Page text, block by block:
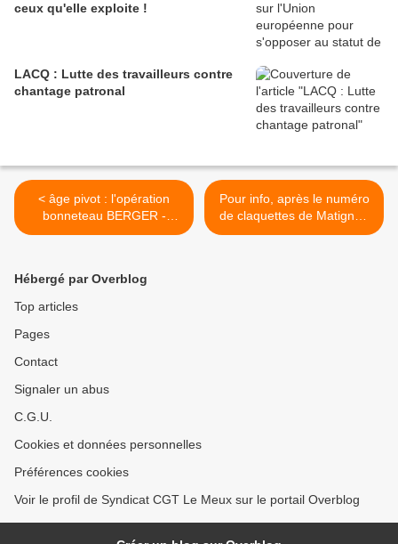
ceux qu'elle exploite !
LACQ : Lutte des travailleurs contre
chantage patronal
< âge pivot : l'opération
bonneteau BERGER -
PHILIPPE
Pour info, après le numéro
de claquettes de Matignon
avec le (CnH2n+2) casaque
Hébergé par Overblog
Top articles
Pages
Contact
Signaler un abus
C.G.U.
Cookies et données personnelles
Préférences cookies
Voir le profil de Syndicat CGT Le Meux sur le portail Overblog